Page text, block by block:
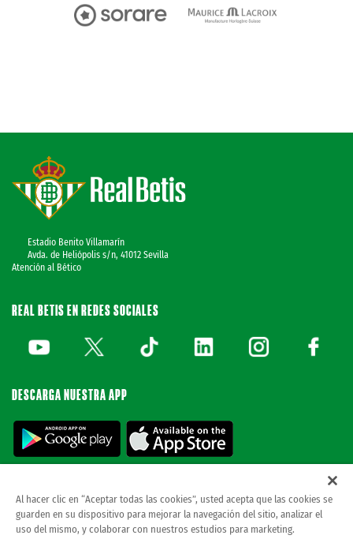
Estadio Benito Villamarín
Avda. de Heliópolis s/n, 41012 Sevilla
Atención al Bético
REAL BETIS EN REDES SOCIALES
DESCARGA NUESTRA APP
© REAL BETIS BALOMPIE.esta página web es la única oficial del real betis balompie.
todos los derechos reservados.
Al hacer clic en “Aceptar todas las cookies”, usted acepta que las cookies se
guarden en su dispositivo para mejorar la navegación del sitio, analizar el
uso del mismo, y colaborar con nuestros estudios para marketing.